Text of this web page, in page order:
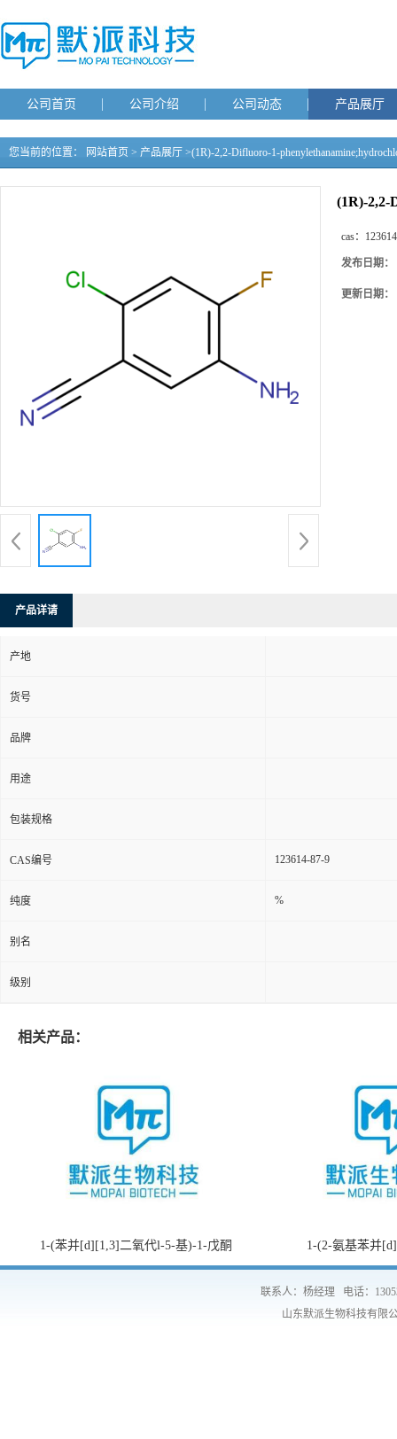
公司首页 公司介绍 公司动态 产品展厅
您当前的位置： 网站首页 > 产品展厅 >(1R)-2,2-Difluoro-1-
(1R)-2,2-
cas：
发布日期：
更新日期：
产品详请
产地
货号
品牌
用途
包装规格
CAS编号 123614-87-9
纯度 %
别名
级别
相关产品：
1-(苯并[d][1,3]二氧代l-5-基)-1-戊酮 1-(2-氨基苯并
联系人：杨经理 电话：
山东默派生物科技有限